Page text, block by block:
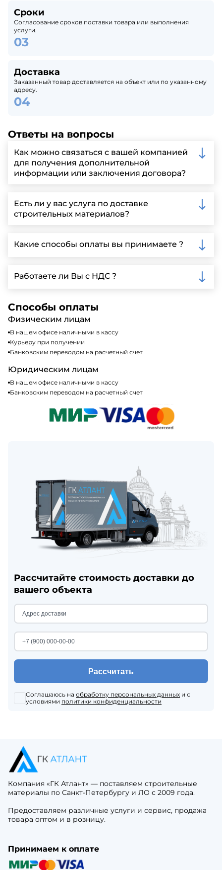
Сроки
Согласование сроков поставки товара или выполнения
услуги.
Доставка
Заказанный товар доставляется на объект или по указанному
адресу.
Ответы на вопросы
Как можно связаться с вашей компанией
для получения дополнительной
информации или заключения договора?
запрос через нашу официальную почту или
заполнить форму на нашем сайте для более
детальной информации и организации встречи.
Есть ли у вас услуга по доставке
строительных материалов?
Ленинградской области, у нас собственный
автопарк, для обеспечения быстрой и надежной
Какие способы оплаты вы принимаете ?
включая наличные, банковские переводы,
кредитные карты. Подробную информацию о
Работаете ли Вы с НДС ?
налогообложения, т.е с НДС 20%
Способы оплаты
Физическим лицам
В нашем офисе наличными в кассу
Курьеру при получении
Банковским переводом на расчетный счет
Юридическим лицам
В нашем офисе наличными в кассу
Банковским переводом на расчетный счет
Рассчитайте стоимость доставки до
вашего объекта
Рассчитать
Соглашаюсь на обработку персональных данных и с
условиями политики конфиденциальности
Компания «ГК Атлант» — поставляем строительные
материалы по Санкт-Петербургу и ЛО с 2009 года.
Предоставляем различные услуги и сервис, продажа
товара оптом и в розницу.
Принимаем к оплате